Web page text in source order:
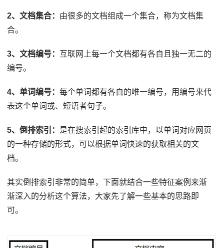
2、文档集合： 由很多的文档组成一个集合，称为文档集
合。
3、文档编号： 互联网上每一个文档都有各自且独一无二的
编号。
4、单词编号：每个单词都有各自的唯一编号，用编号来代
表这个单词或、短语者句子。
5、倒排索引： 是在搜索引起的索引库中，以单词对应网页
的一种存储的形式，可以根据单词快速的获取相关的文
档。
其实倒排索引非常的简单，下面就结合一些特征案例来渐
渐深入的分析这个算法，大家先了解一些基本的思路即
可。